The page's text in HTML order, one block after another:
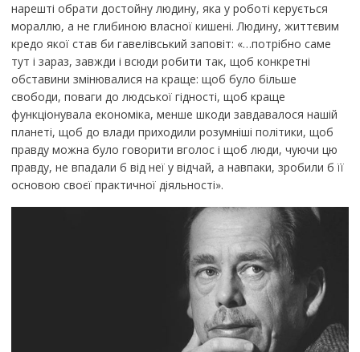
нарешті обрати достойну людину, яка у роботі керується
мораллю, а не глибиною власної кишені. Людину, життєвим
кредо якої став би гавелівський заповіт: «…потрібно саме
тут і зараз, завжди і всюди робити так, щоб конкретні
обставини змінювалися на краще: щоб було більше
свободи, поваги до людської гідності, щоб краще
функціонувала економіка, менше шкоди завдавалося нашій
планеті, щоб до влади приходили розумніші політики, щоб
правду можна було говорити вголос і щоб люди, чуючи цю
правду, не впадали б від неї у відчай, а навпаки, зробили б її
основою своєї практичної діяльності».